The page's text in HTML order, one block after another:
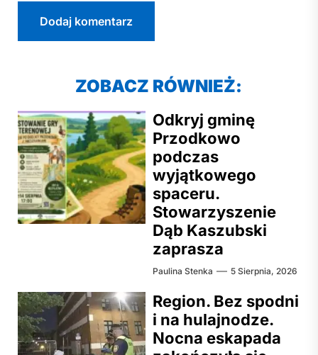
ZOBACZ RÓWNIEŻ:
Odkryj gminę
Przodkowo
podczas
wyjątkowego
spaceru.
Stowarzyszenie
Dąb Kaszubski
zaprasza
Paulina Stenka 5 Sierpnia, 2026
Region. Bez spodni
i na hulajnodze.
Nocna eskapada